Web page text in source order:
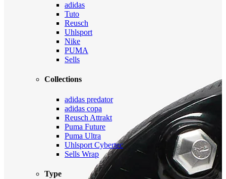
adidas
Tuto
Reusch
Uhlsport
Nike
PUMA
Sells
Collections
adidas predator
adidas copa
Reusch Attrakt
Puma Future
Puma Ultra
Uhlsport Cybertec
Sells Wrap
Type